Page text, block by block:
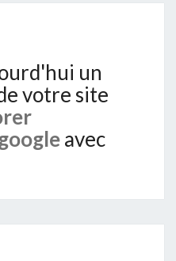
un
votre site
avec